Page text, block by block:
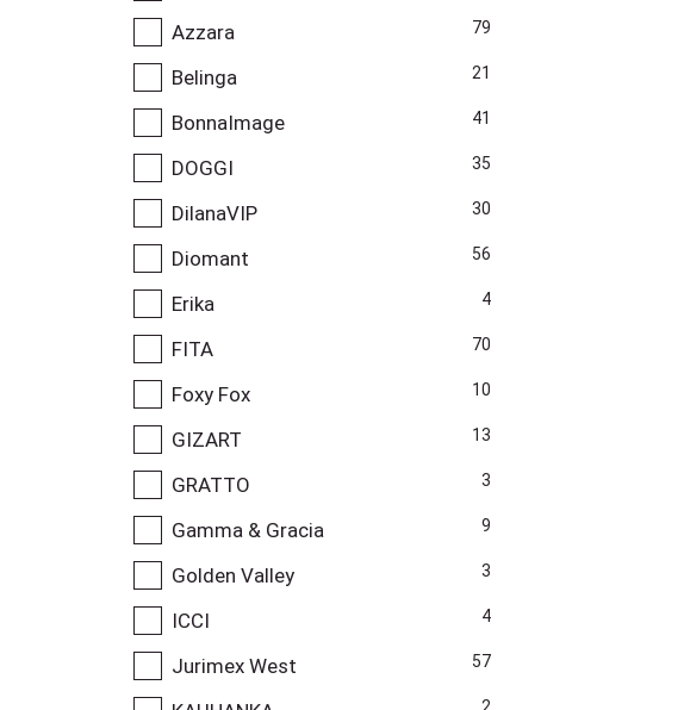
Azzara 79
Belinga 21
BonnaImage 41
DOGGI 35
DilanaVIP 30
Diomant 56
Erika 4
FITA 70
Foxy Fox 10
GIZART 13
GRATTO 3
Gamma & Gracia 9
Golden Valley 3
ICCI 4
Jurimex West 57
2